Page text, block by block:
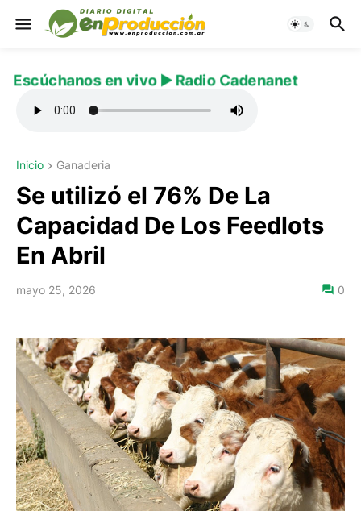
Escúchanos en vivo ▶️ Radio Cadenanet
Inicio Ganaderia
Se utilizó el 76% De La
Capacidad De Los Feedlots
En Abril
mayo 25, 2026 0